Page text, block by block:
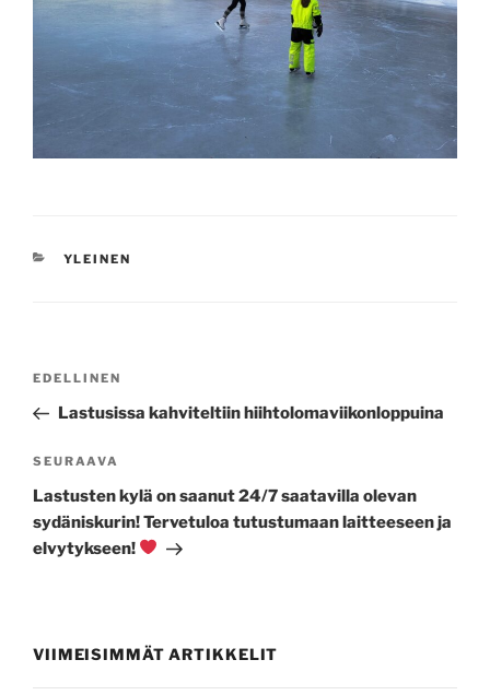
KATEGORIAT
YLEINEN
Edellinen
artikkeli
EDELLINEN
Lastusissa kahviteltiin hiihtolomaviikonloppuina
Seuraava
artikkeli
SEURAAVA
Lastusten kylä on saanut 24/7 saatavilla olevan
sydäniskurin! Tervetuloa tutustumaan laitteeseen ja
elvytykseen!
VIIMEISIMMÄT ARTIKKELIT